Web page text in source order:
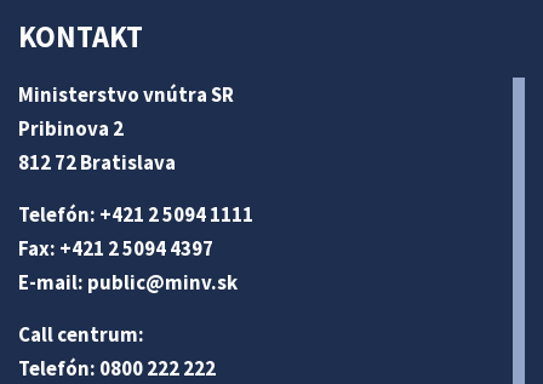
KONTAKT
Ministerstvo vnútra SR
Pribinova 2
812 72 Bratislava
Telefón: +421 2 5094 1111
Fax: +421 2 5094 4397
E-mail: public@minv.sk
Call centrum:
Telefón: 0800 222 222